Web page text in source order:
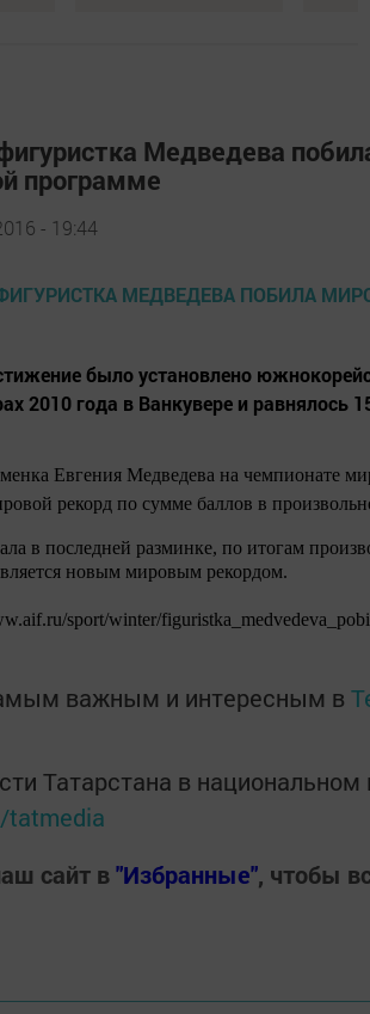
Медведева
программе
- 19:44
было установлено
2010 года в Ванкувере и равнялось
Евгения Медведева на чемпионате
рекорд по сумме баллов в
в последней разминке, по итогам
новым мировым рекордом.
sport/winter/
важным и интересным в
Татарстана в
tatmedia
сайт в"Избранные", чтобы